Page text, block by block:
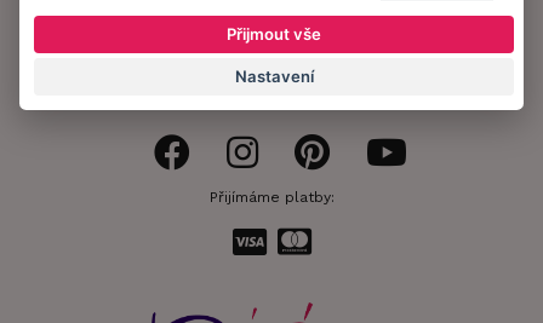
Informační memorandum
Zůstaňte s námi v kontaktu.
Přijímáme platby:
Přijmout vše
Nastavení